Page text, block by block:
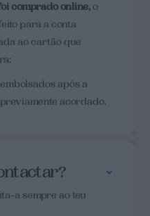
comprado online, o
para a conta
ao cartão que
após a
acordado.
a sempre ao teu